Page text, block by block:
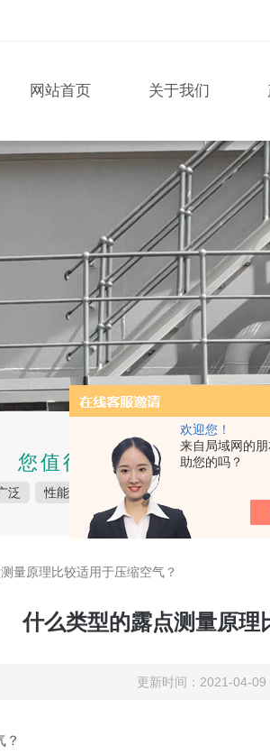
欢迎您！
来自局域网的
助您的吗？
网站首页 关于我们
您值得信赖的品质
泛 性能稳定 品质保障
量原理比较适用于压缩空气？
什么类型的露点测量原理
更新时间：2021-04-
？